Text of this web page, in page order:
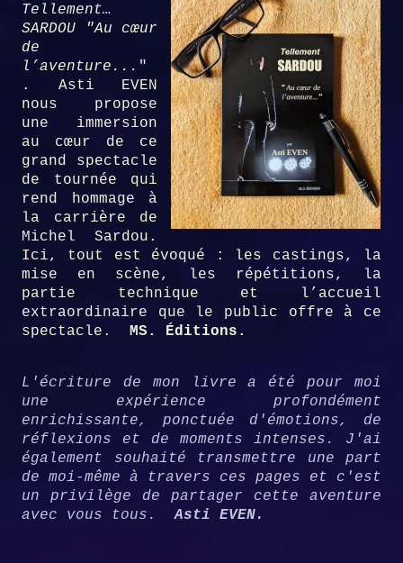
Tellement…
SARDOU "Au cœur
de
l’aventure... "
. Asti EVEN
nous propose
une immersion
au cœur de ce
grand spectacle
de tournée qui
rend hommage à
la carrière de
Michel Sardou.
Ici, tout est évoqué : les castings, la
mise en scène, les répétitions, la
partie technique et l’accueil
extraordinaire que le public offre à ce
spectacle. MS. Éditions.
L'écriture de mon livre a été pour moi
une expérience profondément
enrichissante, ponctuée d'émotions, de
réflexions et de moments intenses. J'ai
également souhaité transmettre une part
de moi-même à travers ces pages et c'est
un privilège de partager cette aventure
avec vous tous.Asti EVEN.